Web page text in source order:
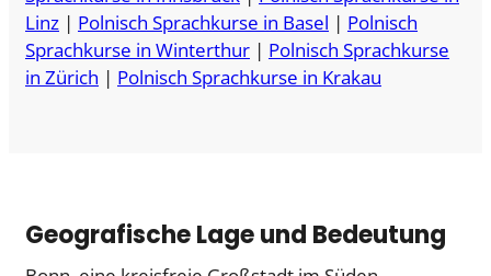
Linz | Polnisch Sprachkurse in Basel | Polnisch
Sprachkurse in Winterthur | Polnisch Sprachkurse
in Zürich | Polnisch Sprachkurse in Krakau
Geografische Lage und Bedeutung